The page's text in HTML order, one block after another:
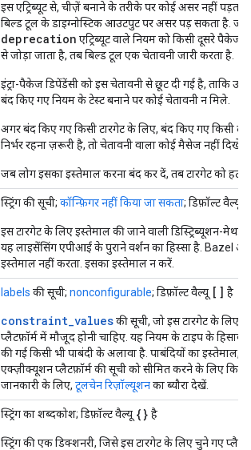
इस एट्रिब्यूट से, चीज़ें बनाने के तरीके पर कोई असर नहीं पड़ता.
बिल्ड टूल के डाइग्नोस्टिक आउटपुट पर असर पड़ सकता है. जब
deprecation एट्रिब्यूट वाले नियम को किसी दूसरे पैकेज
से जोड़ा जाता है, तब बिल्ड टूल एक चेतावनी जारी करता है.
इंट्रा-पैकेज डिपेंडेंसी को इस चेतावनी से छूट दी गई है, ताकि
बंद किए गए नियम के टेस्ट बनाने पर कोई चेतावनी न मिले.
अगर बंद किए गए किसी टारगेट के लिए, बंद किए गए किसी
निर्भर रहना ज़रूरी है, तो चेतावनी वाला कोई मैसेज नहीं
जब लोग इसका इस्तेमाल करना बंद कर दें, तब टारगेट को
स्ट्रिंग की सूची; कॉन्फ़िगर नहीं किया जा सकता; डिफ़ॉल्ट वैल्यू
इस टारगेट के लिए इस्तेमाल की जाने वाली डिस्ट्रिब्यूशन-मेथड
यह लाइसेंसिंग एपीआई के पुराने वर्शन का हिस्सा है. Bazel
इस्तेमाल नहीं करता. इसका इस्तेमाल न करें.
labels की सूची; nonconfigurable; डिफ़ॉल्ट वैल्यू [] है
constraint_valuesकी सूची, जो इस टारगेट के लिए
प्लैटफ़ॉर्म में मौजूद होनी चाहिए. यह नियम के टाइप के
की गई किसी भी पाबंदी के अलावा है. पाबंदियों का इस्तेमाल,
एक्ज़ीक्यूशन प्लैटफ़ॉर्म की सूची को सीमित करने के लिए किया
जानकारी के लिए, टूलचेन रिज़ॉल्यूशनका ब्यौरा देखें.
स्ट्रिंग का शब्दकोश; डिफ़ॉल्ट वैल्यू {} है
स्ट्रिंग की एक डिक्शनरी, जिसे इस टारगेट के लिए चुने गए